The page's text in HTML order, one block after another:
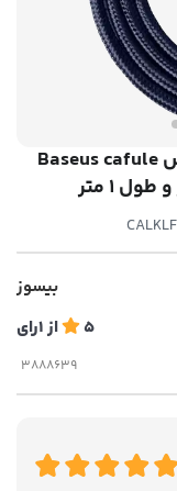
کابل شارژ یو اس بی به آی پی بیسوس Baseus cafule
بیسوز
5 از1رای